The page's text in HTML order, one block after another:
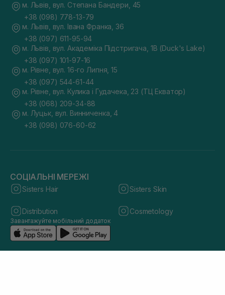
м. Львів, вул. Степана Бандери, 45
+38 (098) 778-13-79
м. Львів, вул. Івана Франка, 36
+38 (097) 611-95-94
м. Львів, вул. Академіка Підстригача, 1В (Duck's Lake)
+38 (097) 101-97-16
м. Рівне, вул. 16-го Липня, 15
+38 (097) 544-61-44
м. Рівне, вул. Кулика і Гудачека, 23 (ТЦ Екватор)
+38 (068) 209-34-88
м. Луцьк, вул. Винниченка, 4
+38 (098) 076-60-62
СОЦІАЛЬНІ МЕРЕЖІ
Sisters Hair Sisters Skin
Distribution Cosmetology
Завантажуйте мобільний додаток